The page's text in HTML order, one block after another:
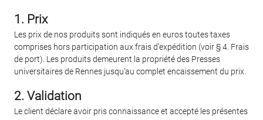
1. Prix
Les prix de nos produits sont indiqués en euros toutes taxes
comprises hors participation aux frais d’expédition (voir § 4. Frais
de port). Les produits demeurent la propriété des Presses
universitaires de Rennes jusqu’au complet encaissement du prix.
2. Validation
Le client déclare avoir pris connaissance et accepté les présentes